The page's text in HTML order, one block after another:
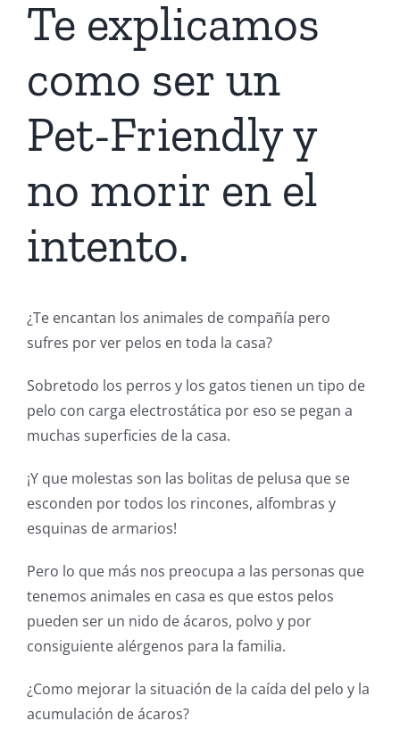
Te explicamos
como ser un
Pet-Friendly y
no morir en el
intento.
¿Te encantan los animales de compañía pero
sufres por ver pelos en toda la casa?
Sobretodo los perros y los gatos tienen un tipo de
pelo con carga electrostática por eso se pegan a
muchas superficies de la casa.
¡Y que molestas son las bolitas de pelusa que se
esconden por todos los rincones, alfombras y
esquinas de armarios!
Pero lo que más nos preocupa a las personas que
tenemos animales en casa es que estos pelos
pueden ser un nido de ácaros, polvo y por
consiguiente alérgenos para la familia.
¿Como mejorar la situación de la caída del pelo y la
acumulación de ácaros?